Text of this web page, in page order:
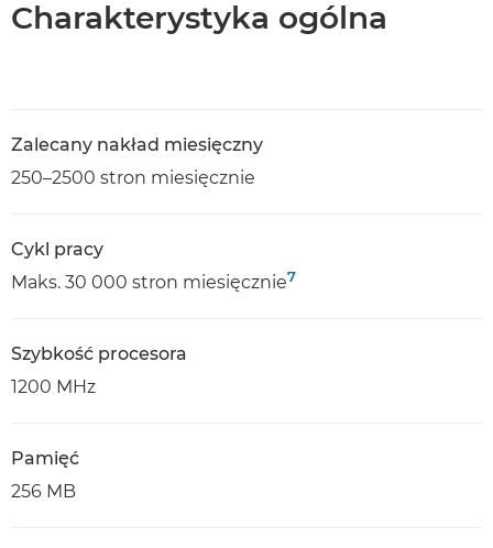
Charakterystyka ogólna
Zalecany nakład miesięczny
250–2500 stron miesięcznie
Cykl pracy
Maks. 30 000 stron miesięcznie7
Szybkość procesora
1200 MHz
Pamięć
256 MB